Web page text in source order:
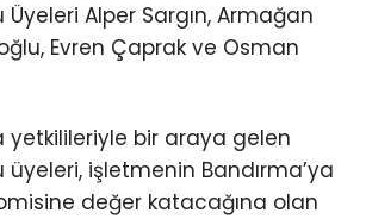
Alper Sargın, Armağan
Evren Çaprak ve Osman
bir araya gelen
üyeleri, işletmenin Bandırma’ya
değer katacağına olan